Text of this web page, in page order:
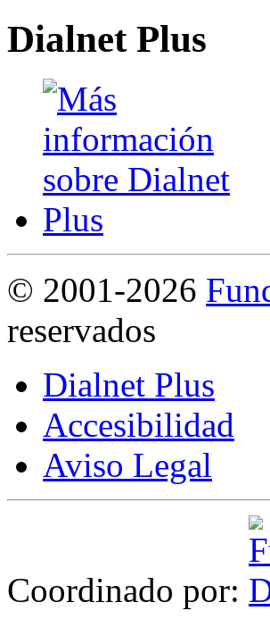
Dialnet Plus
© 2001-2026
reservados
Dialnet Plus
Accesibilidad
Aviso Legal
Coordinado por: